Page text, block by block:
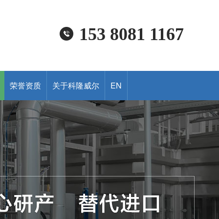
153 8081 1167
荣誉资质 关于科隆威尔 EN